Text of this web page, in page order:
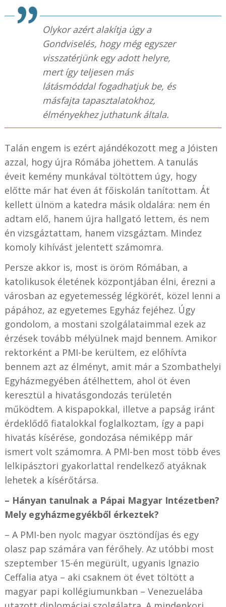
Olykor azért alakítja úgy a
Gondviselés, hogy még egyszer
visszatérjünk egy adott helyre,
mert így teljesen más
látásmóddal fogadhatjuk be, és
másfajta tapasztalatokhoz,
élményekhez juthatunk általa.
Talán engem is ezért ajándékozott meg a Jóisten
azzal, hogy újra Rómába jöhettem. A tanulás
éveit kemény munkával töltöttem úgy, hogy
előtte már hat éven át főiskolán tanítottam. Át
kellett ülnöm a katedra másik oldalára: nem én
adtam elő, hanem újra hallgató lettem, és nem
én vizsgáztattam, hanem vizsgáztam. Mindez
komoly kihívást jelentett számomra.
Persze akkor is, most is öröm Rómában, a
katolikusok életének központjában élni, érezni a
városban az egyetemesség légkörét, közel lenni a
pápához, az egyetemes Egyház fejéhez. Úgy
gondolom, a mostani szolgálataimmal ezek az
érzések tovább mélyülnek majd bennem. Amikor
rektorként a PMI-be kerültem, ez előhívta
bennem azt az élményt, amit már a Szombathelyi
Egyházmegyében átélhettem, ahol öt éven
keresztül a hivatásgondozás területén
működtem. A kispapokkal, illetve a papság iránt
érdeklődő fiatalokkal foglalkoztam, így a papi
hivatás kísérése, gondozása némiképp már
ismert volt számomra. A PMI-ben most több éves
lelkipásztori gyakorlattal rendelkező atyáknak
lehetek a kísérőtársa.
– Hányan tanulnak a Pápai Magyar Intézetben?
Mely egyházmegyékből érkeztek?
– A PMI-ben nyolc magyar ösztöndíjas és egy
olasz pap számára van férőhely. Az utóbbi most
szeptember 15-én megürült, ugyanis Ignazio
Ceffalia atya – aki csaknem öt évet töltött a
magyar papi kollégiumunkban – Venezuelába